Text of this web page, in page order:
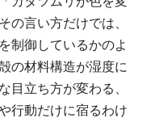
の言い方だけでは、
制御しているかのよ
の材料構造が湿度に
目立ち方が変わる、
行動だけに宿るわけ